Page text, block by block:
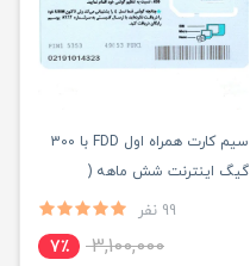
سیم کارت همراه اول FDD با 300
گیگ اینترنت شش ماهه (
مخصوص مودم )
99 نفر
3,100,000 7٪